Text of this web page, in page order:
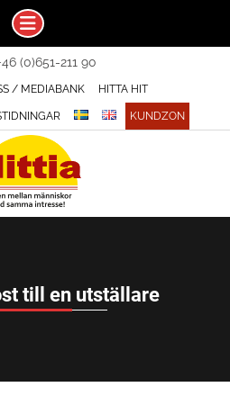
(0)651-211 90
/ MEDIABANK HITTA HIT
KUNDZON
till en utställare